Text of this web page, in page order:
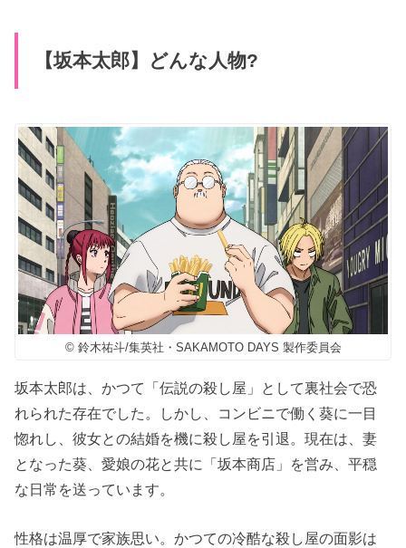
【坂本太郎】どんな人物?
© 鈴木祐斗/集英社・SAKAMOTO DAYS 製作委員会
坂本太郎は、かつて「伝説の殺し屋」として裏社会で恐
れられた存在でした。しかし、コンビニで働く葵に一目
惚れし、彼女との結婚を機に殺し屋を引退。現在は、妻
となった葵、愛娘の花と共に「坂本商店」を営み、平穏
な日常を送っています。
性格は温厚で家族思い。かつての冷酷な殺し屋の面影は